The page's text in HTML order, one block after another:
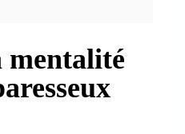
mentalité